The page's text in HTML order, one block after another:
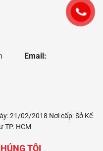
Email:
21/02/2018 Nơi cấp: Sở Kế
TP. HCM
TÔI